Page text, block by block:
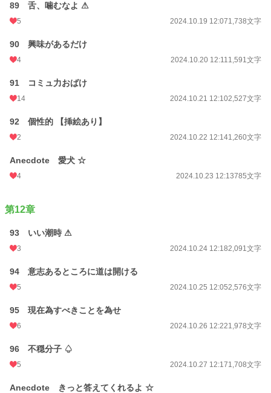
89 舌、噛むなよ ⚠︎
5 2024.10.19 12:071,738文字
90 興味があるだけ
4 2024.10.20 12:111,591文字
91 コミュ力おばけ
14 2024.10.21 12:102,527文字
92 個性的 【挿絵あり】
2 2024.10.22 12:141,260文字
Anecdote 愛犬 ☆
4 2024.10.23 12:13785文字
第12章
93 いい潮時 ⚠
3 2024.10.24 12:182,091文字
94 意志あるところに道は開ける
5 2024.10.25 12:052,576文字
95 現在為すべきことを為せ
6 2024.10.26 12:221,978文字
96 不穏分子 ♤
5 2024.10.27 12:171,708文字
Anecdote きっと答えてくれるよ ☆